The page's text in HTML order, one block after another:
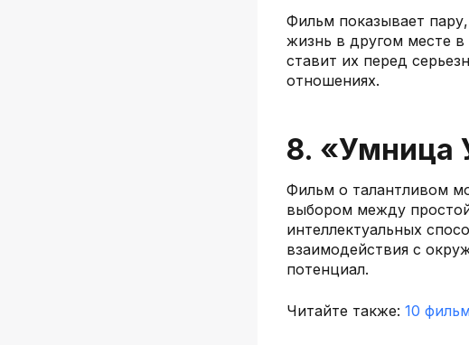
Фильм показывает
жизнь в другом месте в
ставит их перед
отношениях.
8. «Умница
Фильм о талантливом
выбором между
интеллектуальных
взаимодействия с
потенциал.
Читайте также:10